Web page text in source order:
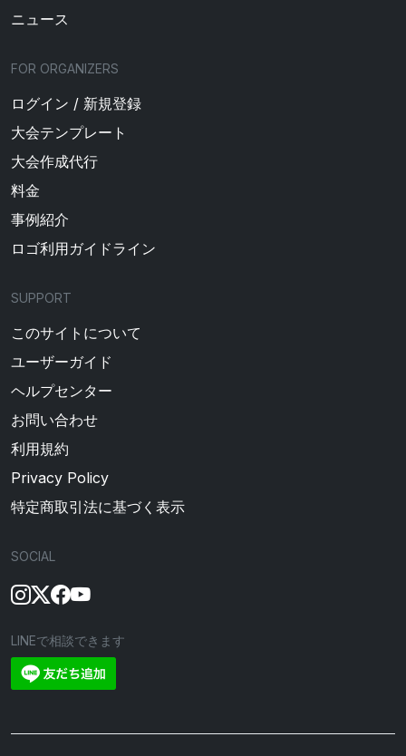
ニュース
FOR ORGANIZERS
ログイン / 新規登録
大会テンプレート
大会作成代行
料金
事例紹介
ロゴ利用ガイドライン
SUPPORT
このサイトについて
ユーザーガイド
ヘルプセンター
お問い合わせ
利用規約
Privacy Policy
特定商取引法に基づく表示
SOCIAL
LINEで相談できます